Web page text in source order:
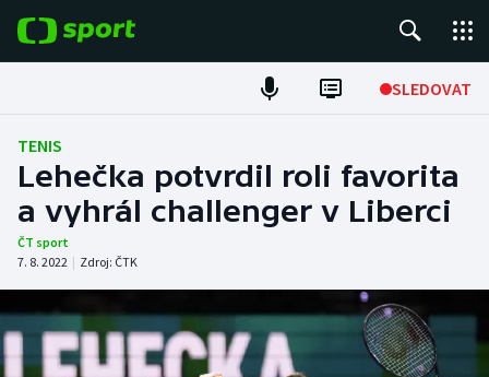
SLEDOVAT
Fotbal
Hokej
Tenis
Atletika
Cyklistika
TENIS
Lehečka potvrdil roli favorita
a vyhrál challenger v Liberci
ČT sport
7. 8. 2022 | Zdroj: ČTK